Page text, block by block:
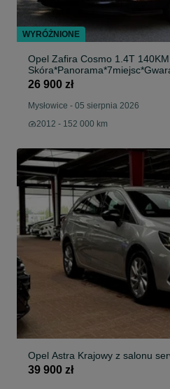
Opel Zafira Cosmo 1.4T
26 900 zł
Mysłowice - 05 sierpnia 2026
2012 - 152 000 km
Opel Astra Krajowy z salonu
39 900 zł
WYRÓŻNIONE